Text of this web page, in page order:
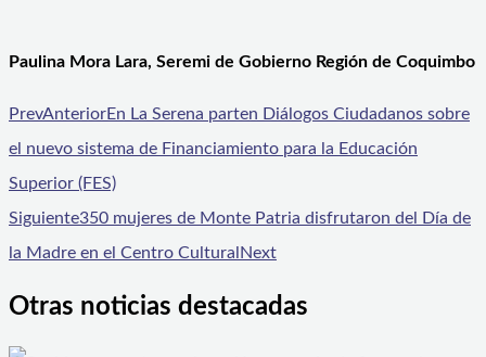
Paulina Mora Lara, Seremi de Gobierno Región de Coquimbo
PrevAnteriorEn La Serena parten Diálogos Ciudadanos sobre
el nuevo sistema de Financiamiento para la Educación
Superior (FES)
Siguiente350 mujeres de Monte Patria disfrutaron del Día de
la Madre en el Centro CulturalNext
Otras noticias destacadas